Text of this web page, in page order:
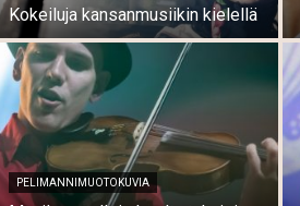
Kokeiluja kansanmusiikin kielellä
PELIMANNIMUOTOKUVIA